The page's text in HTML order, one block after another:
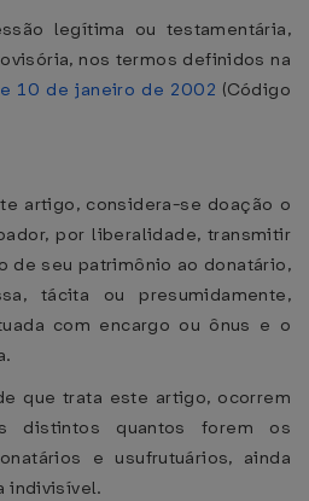
legítima ou testamentária,
nos termos definidos na
10 de janeiro de 2002 (Código
artigo, considera-se doação o
por liberalidade, transmitir
de seu patrimônio ao donatário,
tácita ou presumidamente,
com encargo ou ônus e o
que trata este artigo, ocorrem
distintos quantos forem os
e usufrutuários, ainda
indivisível.